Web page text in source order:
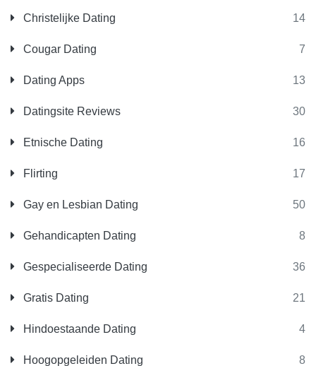
Christelijke Dating 14
Cougar Dating 7
Dating Apps 13
Datingsite Reviews 30
Etnische Dating 16
Flirting 17
Gay en Lesbian Dating 50
Gehandicapten Dating 8
Gespecialiseerde Dating 36
Gratis Dating 21
Hindoestaande Dating 4
Hoogopgeleiden Dating 8